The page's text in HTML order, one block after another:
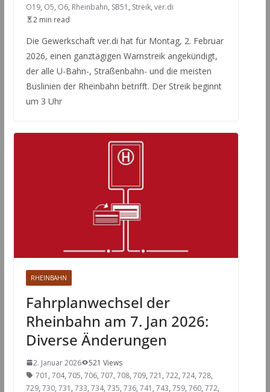
O19, O5, O6, Rheinbahn, SB51 , Streik, ver.di
2 min read
Die Gewerkschaft ver.di hat für Montag, 2. Februar
2026, einen ganztägigen Warnstreik angekündigt,
der alle U-Bahn-, Straßenbahn- und die meisten
Buslinien der Rheinbahn betrifft. Der Streik beginnt
um 3 Uhr
RHEINBAHN
Fahrplanwechsel der
Rheinbahn am 7. Jan 2026:
Diverse Änderungen
2. Januar 2026
521 Views
701 , 704, 705, 706, 707, 708, 709, 721 , 722, 724, 728,
729, 730, 731 , 733, 734, 735, 736, 741 , 743, 759, 760, 772,